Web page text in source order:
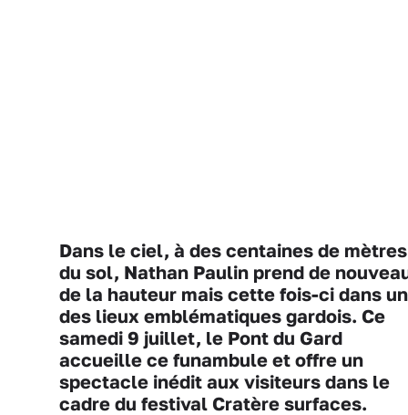
Dans le ciel, à des centaines de mètres
du sol, Nathan Paulin prend de
de la hauteur mais cette fois-ci dans un
des lieux emblématiques gardois. Ce
samedi 9 juillet, le Pont du Gard
accueille ce funambule et offre un
spectacle inédit aux visiteurs dans le
cadre du festival Cratère surfaces.